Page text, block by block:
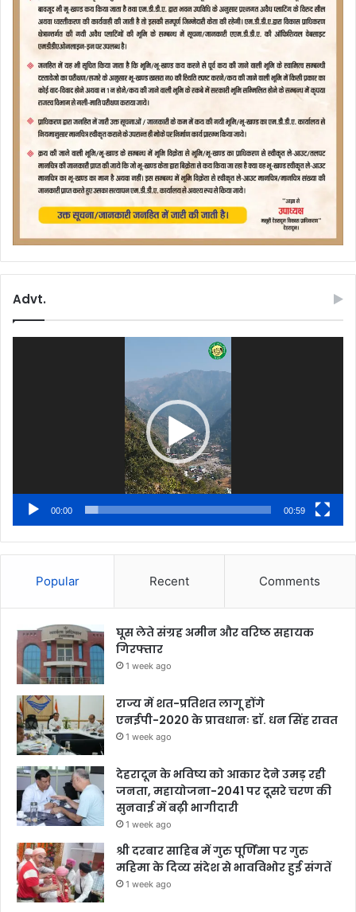
Advt.
00:00 00:59
Popular Recent Comments
घूस लेते संग्रह अमीन और वरिष्ठ सहायक
गिरफ्तार
1 week ago
राज्य में शत-प्रतिशत लागू होंगे
एनईपी-2020 के प्रावधानः डाॅ. धन सिंह रावत
1 week ago
देहरादून के भविष्य को आकार देने उमड़ रही
जनता, महायोजना-2041 पर दूसरे चरण की
सुनवाई में बढ़ी भागीदारी
1 week ago
श्री दरबार साहिब में गुरु पूर्णिमा पर गुरु
महिमा के दिव्य संदेश से भावविभोर हुई संगतें
1 week ago